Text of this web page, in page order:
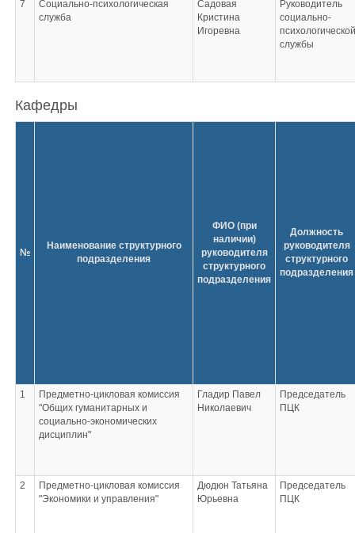
7
Социально-психологическая
служба
Садовая
Кристина
Игоревна
Руководитель
социально-
психологической
службы
Кафедры
№
Наименование структурного
подразделения
ФИО (при
наличии)
руководителя
структурного
подразделения
Должность
руководителя
структурного
подразделения
1
Предметно-цикловая комиссия
"Общих гуманитарных и
социально-экономических
дисциплин"
Гладир Павел
Николаевич
Председатель
ПЦК
2
Предметно-цикловая комиссия
"Экономики и управления"
Дюдюн Татьяна
Юрьевна
Председатель
ПЦК